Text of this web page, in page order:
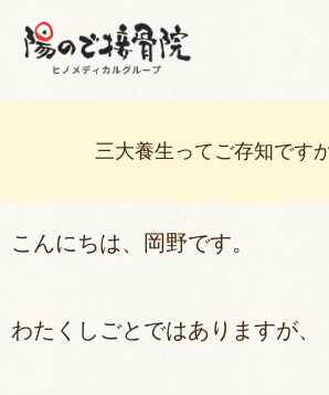
三大養生ってご存知です
こんにちは、岡野です。
わたくしごとではありますが、